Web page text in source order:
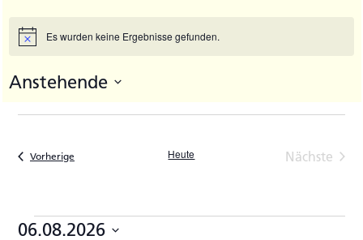
HinweisEs wurden keine Ergebnisse gefunden.
Anstehende
wählen.
Vorherige Heute
Nächste
Veranstaltungen
06.08.2026